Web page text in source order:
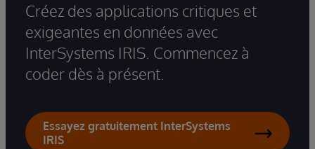
Créez des applications critiques et
exigeantes en données avec
InterSystems IRIS. Commencez à
coder dès à présent.
Essayez gratuitement InterSystems
IRIS